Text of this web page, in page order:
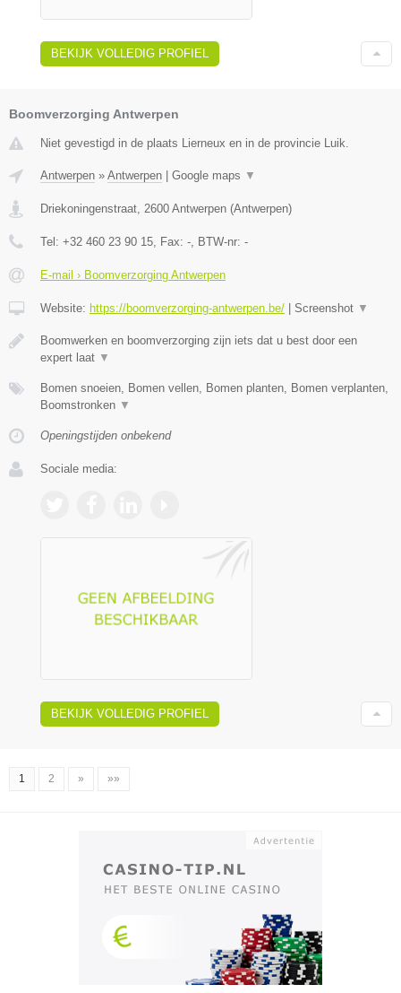
BEKIJK VOLLEDIG PROFIEL
Boomverzorging Antwerpen
Niet gevestigd in de plaats Lierneux en in de provincie Luik.
Antwerpen » Antwerpen Google maps ▼
Driekoningenstraat 2600 Antwerpen (Antwerpen)
Tel: +32 460 23 90 15 , Fax: - , BTW-nr: -
E-mail › Boomverzorging Antwerpen
Website: https://boomverzorging-antwerpen.be/ Screenshot ▼
Boomwerken en boomverzorging zijn iets dat u best door een
expert laat ▼
Bomen snoeien, Bomen vellen, Bomen planten, Bomen verplanten,
Boomstronken ▼
Openingstijden onbekend
Sociale media:
BEKIJK VOLLEDIG PROFIEL
1 2 » »»